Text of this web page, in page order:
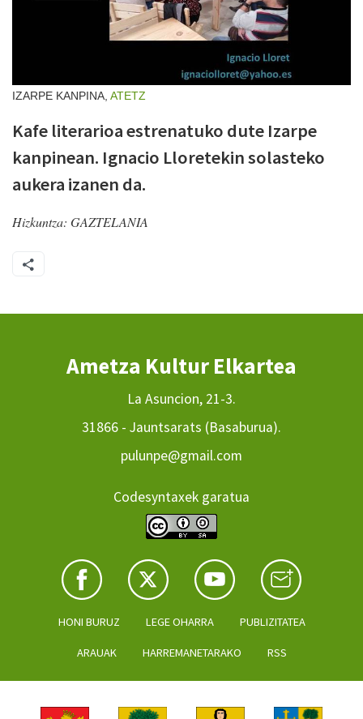
IZARPE KANPINA, ATETZ
Kafe literarioa estrenatuko dute Izarpe
kanpinean. Ignacio Lloretekin solasteko
aukera izanen da.
Hizkuntza: GAZTELANIA
Ametza Kultur Elkartea
La Asuncion, 21-3.
31866 - Jauntsarats (Basaburua).
pulunpe@gmail.com
Codesyntaxek garatua
HONI BURUZ LEGE OHARRA PUBLIZITATEA
ARAUAK HARREMANETARAKO RSS